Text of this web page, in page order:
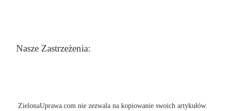
Nasze Zastrzeżenia:
ZielonaUprawa.com nie zezwala na kopiowanie swoich artykułów.